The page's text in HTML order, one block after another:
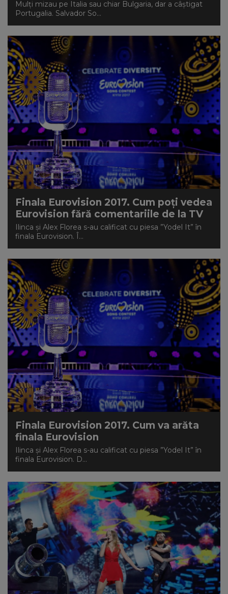
Mulți mizau pe Italia sau chiar Bulgaria, dar a câștigat
Portugalia. Salvador So...
Finala Eurovision 2017. Cum poți vedea
Eurovision fără comentariile de la TV
Ilinca şi Alex Florea s-au calificat cu piesa ”Yodel It” în
finala Eurovision. Î...
Finala Eurovision 2017. Cum va arăta
finala Eurovision
Ilinca şi Alex Florea s-au calificat cu piesa ”Yodel It” în
finala Eurovision. D...